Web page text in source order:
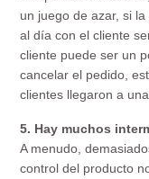
un juego de azar, si
al día con el cliente
cliente puede ser un
cancelar el pedido,
clientes llegaron a
5. Hay muchos
A menudo,
control del producto